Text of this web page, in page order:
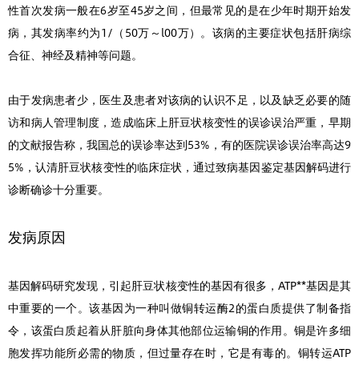
性首次发病一般在6岁至45岁之间，但最常见的是在少年时期开始发
病，其发病率约为1/（50万～l00万）。该病的主要症状包括肝病综
合征、神经及精神等问题。
由于发病患者少，医生及患者对该病的认识不足，以及缺乏必要的随
访和病人管理制度，造成临床上肝豆状核变性的误诊误治严重，早期
的文献报告称，我国总的误诊率达到53%，有的医院误诊误治率高达9
5%，认清肝豆状核变性的临床症状，通过致病基因鉴定基因解码进行
诊断确诊十分重要。
发病原因
基因解码研究发现，引起肝豆状核变性的基因有很多，ATP**基因是其
中重要的一个。该基因为一种叫做铜转运酶2的蛋白质提供了制备指
令，该蛋白质起着从肝脏向身体其他部位运输铜的作用。铜是许多细
胞发挥功能所必需的物质，但过量存在时，它是有毒的。铜转运ATP